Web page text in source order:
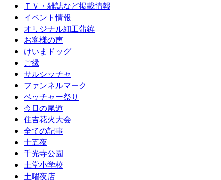
ＴＶ・雑誌など掲載情報
イベント情報
オリジナル細工蒲鉾
お客様の声
けいまドッグ
ご縁
サルシッチャ
ファンネルマーク
ベッチャー祭り
今日の尾道
住吉花火大会
全ての記事
十五夜
千光寺公園
土堂小学校
土曜夜店